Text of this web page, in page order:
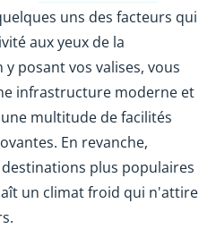
uns des facteurs qui
aux yeux de la
posant vos valises, vous
infrastructure moderne et
multitude de facilités
En revanche,
plus populaires
un climat froid qui n'attire